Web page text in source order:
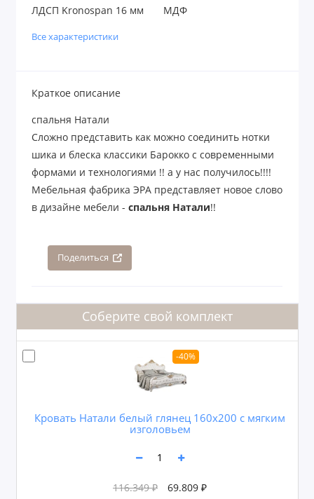
ЛДСП Kronospan 16 мм МДФ
Все характеристики
Краткое описание
спальня Натали
Сложно представить как можно соединить нотки
шика и блеска классики Барокко с современными
формами и технологиями !! а у нас получилось!!!!
Мебельная фабрика ЭРА представляет новое слово
в дизайне мебели - спальня Натали!!
Поделиться
Соберите свой комплект
-40%
Кровать Натали белый глянец 160х200 с мягким
изголовьем
116.349 ₽ 69.809 ₽